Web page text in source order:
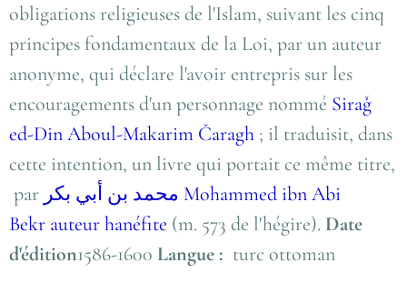
obligations religieuses de l'Islam, suivant les cinq
principes fondamentaux de la Loi, par un auteur
anonyme, qui déclare l'avoir entrepris sur les
encouragements d'un personnage nommé Siraǧ
ed-Din Aboul-Makarim Čaragh ; il traduisit, dans
cette intention, un livre qui portait ce même titre,
par محمد بن أبي بكر Mohammed ibn Abi
Bekr auteur hanéfite (m. 573 de l'hégire). Date
d'édition1586-1600 Langue : turc ottoman